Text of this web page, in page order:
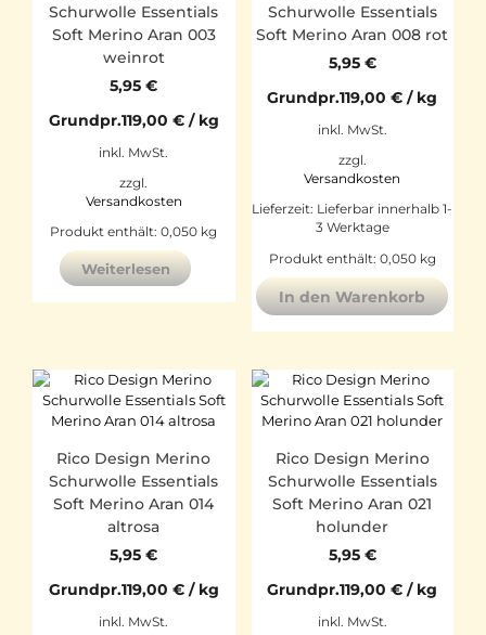
Schurwolle Essentials
Soft Merino Aran 003
weinrot
5,95€
Grundpr.119,00 €/ kg
inkl. MwSt.
zzgl.
Versandkosten
Produkt enthält: 0,050 kg
Weiterlesen
Schurwolle Essentials
Soft Merino Aran 008 rot
5,95 €
Grundpr.119,00€ / kg
inkl. MwSt.
zzgl.
Versandkosten
Lieferzeit: Lieferbar innerhalb 1-
3 Werktage
Produkt enthält: 0,050 kg
In den Warenkorb
Rico Design Merino
Schurwolle Essentials
Soft Merino Aran 014
altrosa
5,95€
Grundpr.119,00 €/ kg
inkl. MwSt.
Rico Design Merino
Schurwolle Essentials
Soft Merino Aran 021
holunder
5,95 €
Grundpr.119,00€ / kg
inkl. MwSt.